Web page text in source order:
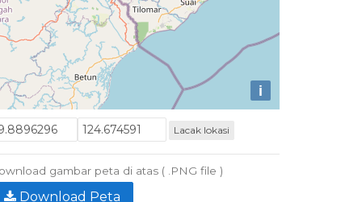
i
Lacak lokasi
gambar peta di atas ( .PNG file )
Download Peta